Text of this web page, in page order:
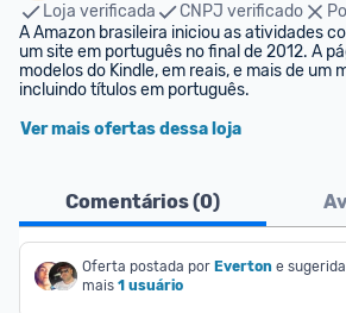
Loja verificada
CNPJ verificado
A Amazon brasileira iniciou as atividades
um site em português no final de 2012. A
modelos do Kindle, em reais, e mais de um
incluindo títulos em português.
Ver mais ofertas dessa loja
Comentários (0)
Oferta postada por Everton e
mais 1 usuário